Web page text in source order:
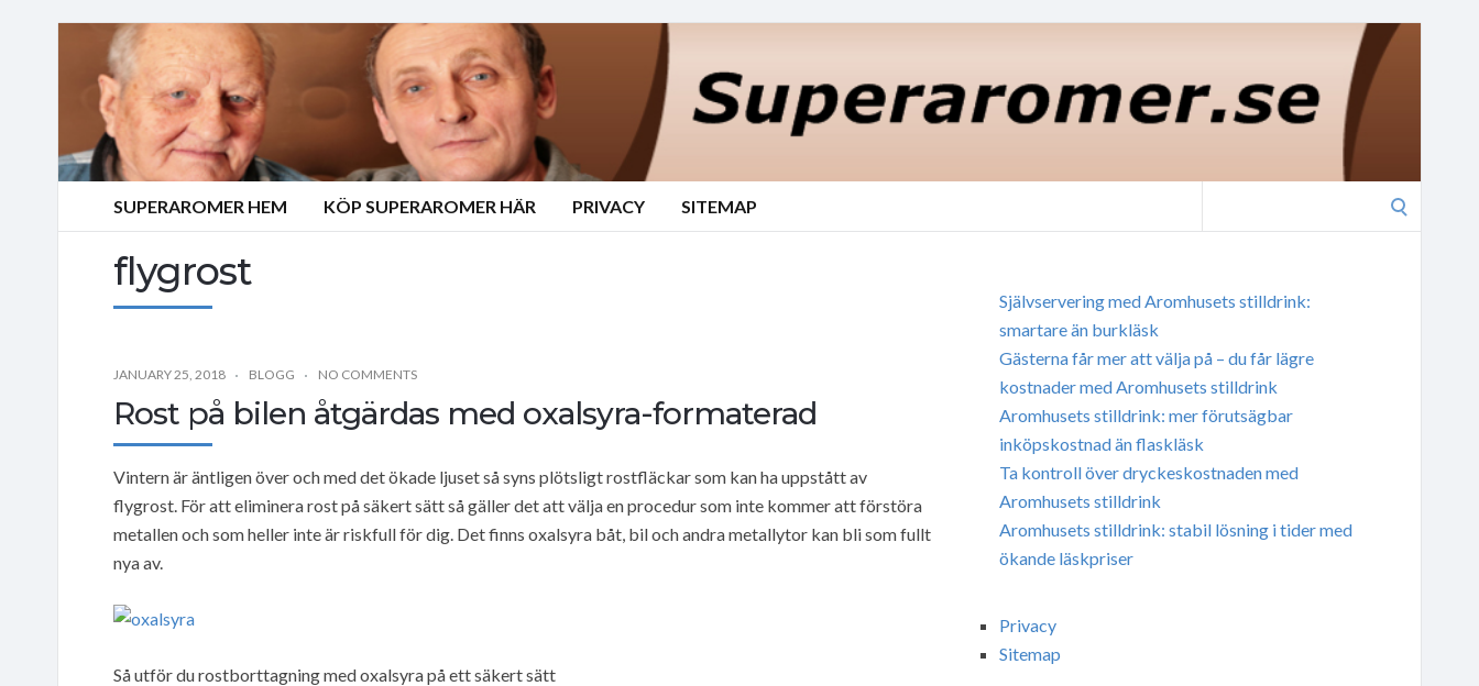
SUPERAROMER HEM KÖP SUPERAROMER HÄR PRIVACY SITEMAP
flygrost
JANUARY 25, 2018 BLOGG NO COMMENTS
Rost på bilen åtgärdas med oxalsyra-formaterad
Vintern är äntligen över och med det ökade ljuset så syns plötsligt rostfläckar som kan ha uppstått av
flygrost. För att eliminera rost på säkert sätt så gäller det att välja en procedur som inte kommer att förstöra
metallen och som heller inte är riskfull för dig. Det finns oxalsyra båt, bil och andra metallytor kan bli som fullt
nya av.
Så utför du rostborttagning med oxalsyra på ett säkert sätt
Självservering med Aromhusets stilldrink:
smartare än burkläsk
Gästerna får mer att välja på – du får lägre
kostnader med Aromhusets stilldrink
Aromhusets stilldrink: mer förutsägbar
inköpskostnad än flaskläsk
Ta kontroll över dryckeskostnaden med
Aromhusets stilldrink
Aromhusets stilldrink: stabil lösning i tider med
ökande läskpriser
Privacy
Sitemap